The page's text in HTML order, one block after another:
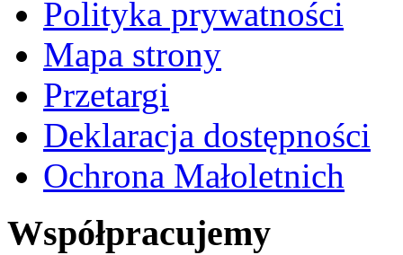
Polityka prywatności
Mapa strony
Przetargi
Deklaracja dostępności
Ochrona Małoletnich
Współpracujemy